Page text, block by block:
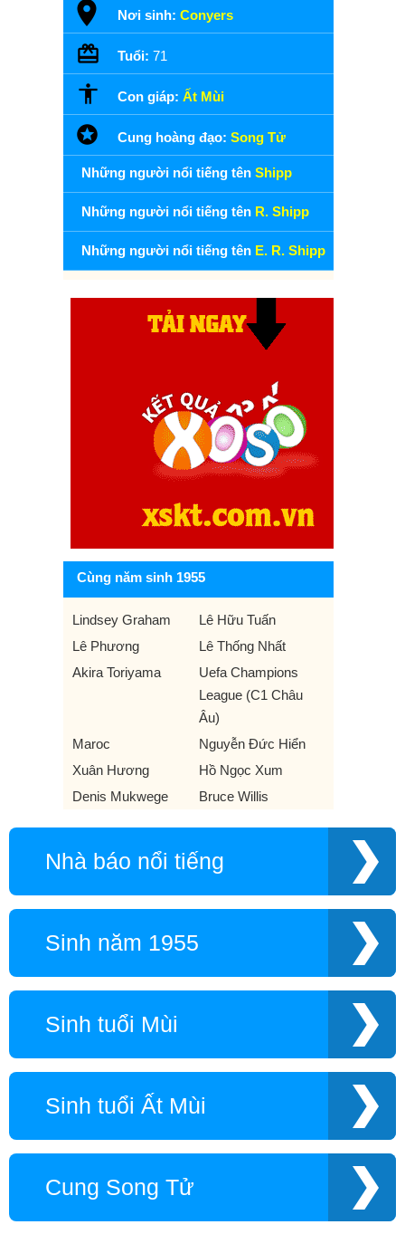
Nơi sinh: Conyers
Tuổi: 71
Con giáp: Ất Mùi
Cung hoàng đạo: Song Tử
Những người nổi tiếng tên Shipp
Những người nổi tiếng tên R. Shipp
Những người nổi tiếng tên E. R. Shipp
Cùng năm sinh 1955
Lindsey Graham
Lê Hữu Tuấn
Lê Phương
Lê Thống Nhất
Akira Toriyama
Uefa Champions
League (C1 Châu
Âu)
Maroc
Nguyễn Đức Hiển
Xuân Hương
Hồ Ngọc Xum
Denis Mukwege
Bruce Willis
Nhà báo nổi tiếng
Sinh năm 1955
Sinh tuổi Mùi
Sinh tuổi Ất Mùi
Cung Song Tử